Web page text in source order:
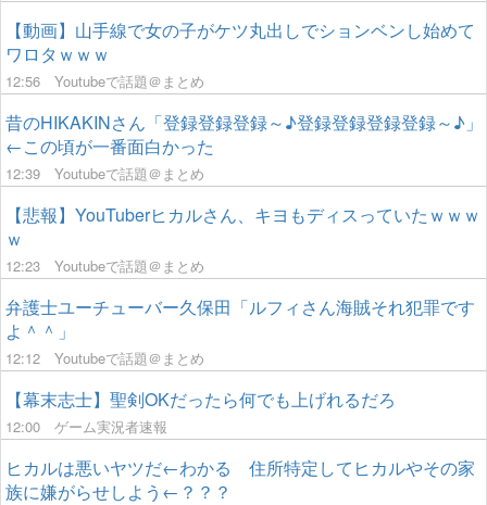
【動画】山手線で女の子がケツ丸出しでションベンし始めて
ワロタｗｗｗ
12:56 Youtubeで話題＠まとめ
昔のHIKAKINさん「登録登録登録～♪登録登録登録登録～♪」
←この頃が一番面白かった
12:39 Youtubeで話題＠まとめ
【悲報】YouTuberヒカルさん、キヨもディスっていたｗｗｗ
ｗ
12:23 Youtubeで話題＠まとめ
弁護士ユーチューバー久保田「ルフィさん海賊それ犯罪です
よ＾＾」
12:12 Youtubeで話題＠まとめ
【幕末志士】聖剣OKだったら何でも上げれるだろ
12:00 ゲーム実況者速報
ヒカルは悪いヤツだ←わかる 住所特定してヒカルやその家
族に嫌がらせしよう←？？？